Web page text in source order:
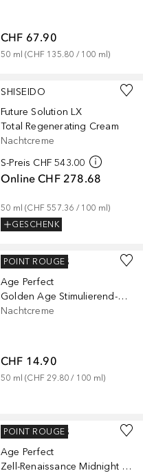
CHF 67.90
50 ml (CHF 135.80 / 100 ml)
SHISEIDO
Future Solution LX
Total Regenerating Cream
Nachtcreme
S-Preis CHF 543.00
Online CHF 278.68
50 ml (CHF 557.36 / 100 ml)
GESCHENK
L’ORÉAL PARIS
Age Perfect
Golden Age Stimulierend-Kühlende Pflege
Nachtcreme
CHF 14.90
50 ml (CHF 29.80 / 100 ml)
POINT ROUGE
L’ORÉAL PARIS
Age Perfect
Zell-Renaissance Midnight Creme
POINT ROUGE